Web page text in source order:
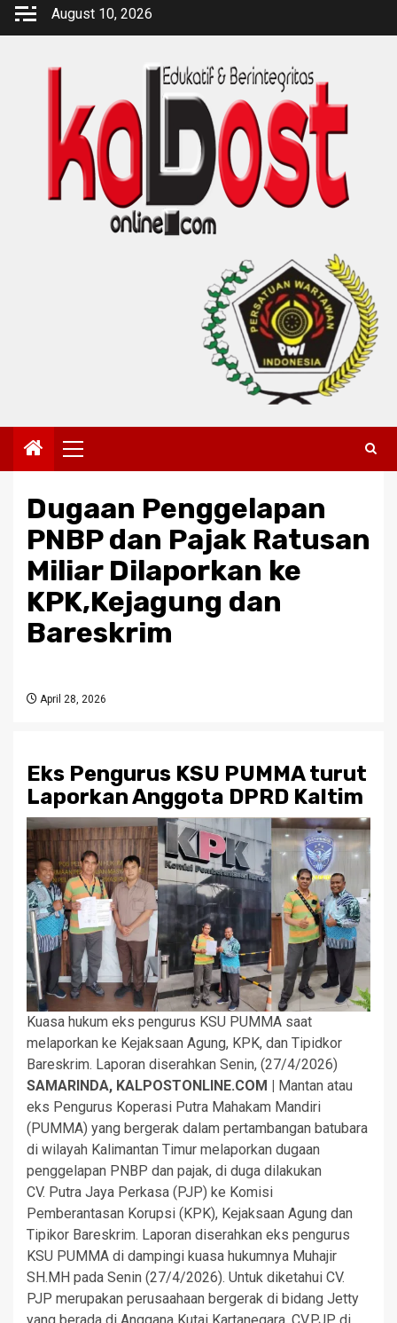
Skip
August 10, 2026
Primary
Menu
Dugaan Penggelapan
PNBP dan Pajak Ratusan
Miliar Dilaporkan ke
KPK,Kejagung dan
Bareskrim
April 28, 2026
Eks Pengurus KSU PUMMA turut
Laporkan Anggota DPRD Kaltim
Kuasa hukum eks pengurus KSU PUMMA saat
melaporkan ke Kejaksaan Agung, KPK, dan Tipidkor
Bareskrim. Laporan diserahkan Senin, (27/4/2026)
SAMARINDA, KALPOSTONLINE.COM | Mantan atau
eks Pengurus Koperasi Putra Mahakam Mandiri
(PUMMA) yang bergerak dalam pertambangan batubara
di wilayah Kalimantan Timur melaporkan dugaan
penggelapan PNBP dan pajak, di duga dilakukan
CV. Putra Jaya Perkasa (PJP) ke Komisi
Pemberantasan Korupsi (KPK), Kejaksaan Agung dan
Tipikor Bareskrim. Laporan diserahkan eks pengurus
KSU PUMMA di dampingi kuasa hukumnya Muhajir
SH.MH pada Senin (27/4/2026). Untuk diketahui CV.
PJP merupakan perusaahaan bergerak di bidang Jetty